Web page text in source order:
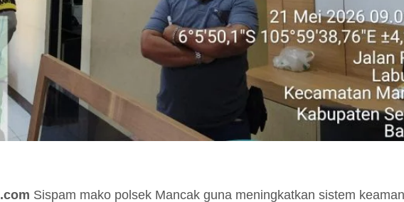
Sispam mako polsek Mancak guna meningkatkan sistem